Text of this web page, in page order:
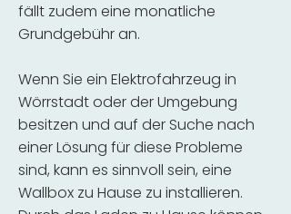
fällt zudem eine monatliche
Grundgebühr an.
Wenn Sie ein Elektrofahrzeug in
Wörrstadt oder der Umgebung
besitzen und auf der Suche nach
einer Lösung für diese Probleme
sind, kann es sinnvoll sein, eine
Wallbox zu Hause zu installieren.